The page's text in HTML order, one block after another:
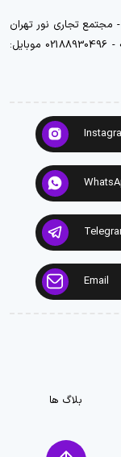
مجتمع تجاری نور تهران
- طبقه اول تجاری - واحد 9109 تلفن: 02188945442 - 02188930496 موبایل:
Email
بلاگ ها